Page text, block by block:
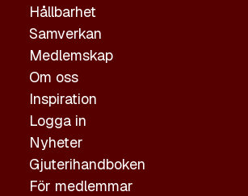
Hållbarhet
Samverkan
Medlemskap
Om oss
Inspiration
Logga in
Nyheter
Gjuterihandboken
För medlemmar